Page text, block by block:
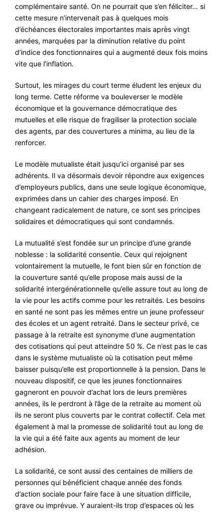
complémentaire santé. On ne pourrait que s’en féliciter… si
cette mesure n’intervenait pas à quelques mois
d’échéances électorales importantes mais après vingt
années, marquées par la diminution relative du point
d’indice des fonctionnaires qui a augmenté deux fois moins
vite que l’inflation.
Surtout, les mirages du court terme éludent les enjeux du
long terme. Cette réforme va bouleverser le modèle
économique et la gouvernance démocratique des
mutuelles et elle risque de fragiliser la protection sociale
des agents, par des couvertures a minima, au lieu de la
renforcer.
Le modèle mutualiste était jusqu’ici organisé par ses
adhérents. Il va désormais devoir répondre aux exigences
d’employeurs publics, dans une seule logique économique,
exprimées dans un cahier des charges imposé. En
changeant radicalement de nature, ce sont ses principes
solidaires et démocratiques qui sont condamnés.
La mutualité s’est fondée sur un principe d’une grande
noblesse : la solidarité consentie. Ceux qui rejoignent
volontairement la mutuelle, le font bien sûr en fonction de
la couverture santé qu’elle propose mais aussi de la
solidarité intergénérationnelle qu’elle assure tout au long de
la vie pour les actifs comme pour les retraités. Les besoins
en santé ne sont pas les mêmes entre un jeune professeur
des écoles et un agent retraité. Dans le secteur privé, ce
passage à la retraite est synonyme d’une augmentation
des cotisations qui peut atteindre 50 %. Ce n’est pas le cas
dans le système mutualiste où la cotisation peut même
baisser puisqu’elle est proportionnelle à la pension. Dans le
nouveau dispositif, ce que les jeunes fonctionnaires
gagneront en pouvoir d’achat lors de leurs premières
années, ils le perdront à l’âge de la retraite au moment où
ils ne seront plus couverts par le contrat collectif. Cela met
également à mal la promesse de solidarité tout au long de
la vie qui a été faite aux agents au moment de leur
adhésion.
La solidarité, ce sont aussi des centaines de milliers de
personnes qui bénéficient chaque année des fonds
d’action sociale pour faire face à une situation difficile,
grave ou imprévue. Y auraient-ils trop d’espaces où les